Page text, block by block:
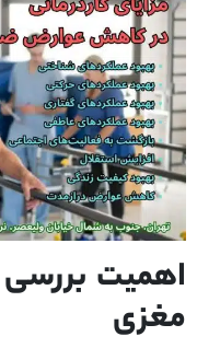
اهمیت
مغزی